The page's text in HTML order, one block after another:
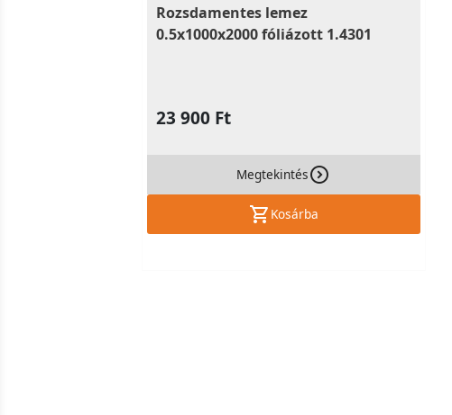
Rozsdamentes lemez
0.5x1000x2000 fóliázott 1.4301
23 900 Ft
Megtekintés
Kosárba